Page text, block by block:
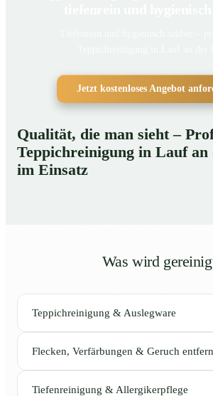
Jetzt kostenloses Angebot
Qualität, die man sieht –
Teppichreinigung in Lauf an
im Einsatz
Was wird
Teppichreinigung & Auslegware
Flecken, Verfärbungen & Geruch
Tiefenreinigung & Allergikerpflege